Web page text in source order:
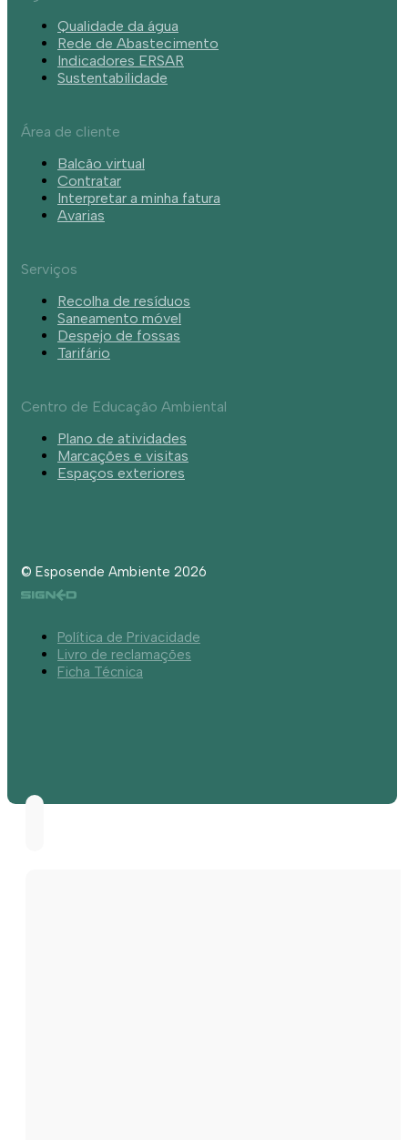
Qualidade da água
Rede de Abastecimento
Indicadores ERSAR
Sustentabilidade
Área de cliente
Balcão virtual
Contratar
Interpretar a minha fatura
Avarias
Serviços
Recolha de resíduos
Saneamento móvel
Despejo de fossas
Tarifário
Centro de Educação Ambiental
Plano de atividades
Marcações e visitas
Espaços exteriores
© Esposende Ambiente 2026
Política de Privacidade
Livro de reclamações
Ficha Técnica